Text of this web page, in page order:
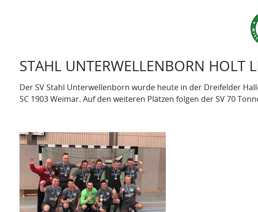
STAHL UNTERWELLENBORN HOLT
Der SV Stahl Unterwellenborn wurde heute in der Dreifelder
SC 1903 Weimar. Auf den weiteren Plätzen folgen der SV 70